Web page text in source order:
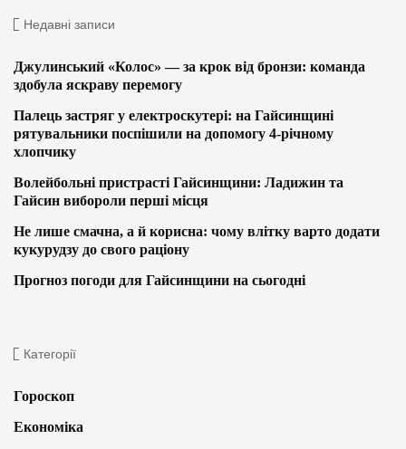
Недавні записи
Джулинський «Колос» — за крок від бронзи: команда
здобула яскраву перемогу
Палець застряг у електроскутері: на Гайсинщині
рятувальники поспішили на допомогу 4-річному
хлопчику
Волейбольні пристрасті Гайсинщини: Ладижин та
Гайсин вибороли перші місця
Не лише смачна, а й корисна: чому влітку варто додати
кукурудзу до свого раціону
Прогноз погоди для Гайсинщини на сьогодні
Категорії
Гороскоп
Економіка